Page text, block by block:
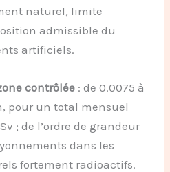
naturel, limite
admissible du
artificiels.
contrôlée: de 0.0075 à
pour un total mensuel
; de l’ordre de grandeur
dans les
fortement radioactifs.